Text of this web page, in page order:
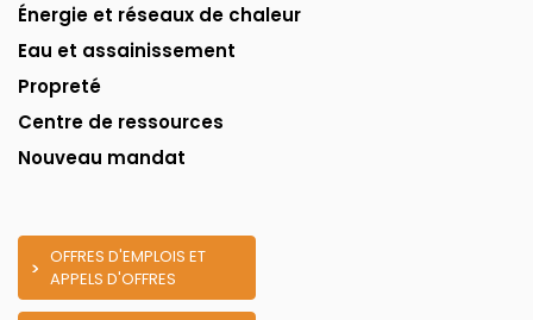
Énergie et réseaux de chaleur
Eau et assainissement
Propreté
Centre de ressources
Nouveau mandat
OFFRES D'EMPLOIS ET
APPELS D'OFFRES